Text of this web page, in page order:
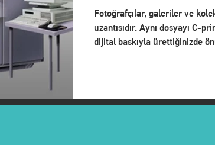
Fotoğrafçılar, galeriler ve
uzantısıdır. Aynı dosyayı C-
dijital baskıyla ürettiğinizde